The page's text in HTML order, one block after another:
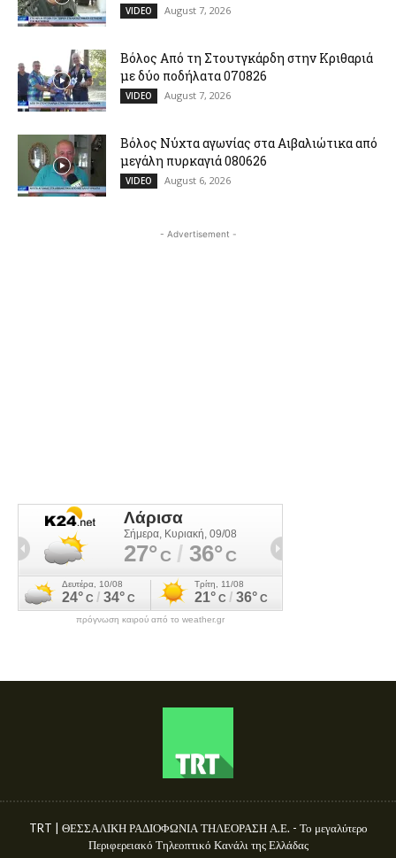
VIDEO August 7, 2026
Βόλος Από τη Στουτγκάρδη στην Κριθαριά
με δύο ποδήλατα 070826
VIDEO August 7, 2026
Βόλος Νύχτα αγωνίας στα Αιβαλιώτικα από
μεγάλη πυρκαγιά 080626
VIDEO August 6, 2026
- Advertisement -
πρόγνωση καιρού από το weather.gr
TRT | ΘΕΣΣΑΛΙΚΗ ΡΑΔΙΟΦΩΝΙΑ ΤΗΛΕΟΡΑΣΗ Α.Ε. - Το μεγαλύτερο
Περιφερειακό Τηλεοπτικό Κανάλι της Ελλάδας